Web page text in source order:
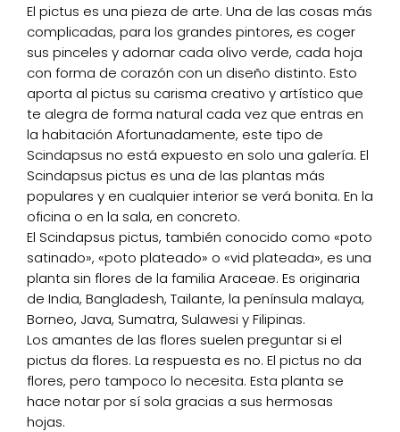
El pictus es una pieza de arte. Una de las cosas más
complicadas, para los grandes pintores, es coger
sus pinceles y adornar cada olivo verde, cada hoja
con forma de corazón con un diseño distinto. Esto
aporta al pictus su carisma creativo y artístico que
te alegra de forma natural cada vez que entras en
la habitación Afortunadamente, este tipo de
Scindapsus no está expuesto en solo una galería. El
Scindapsus pictus es una de las plantas más
populares y en cualquier interior se verá bonita. En la
oficina o en la sala, en concreto.
El Scindapsus pictus, también conocido como «poto
satinado», «poto plateado» o «vid plateada», es una
planta sin flores de la familia Araceae. Es originaria
de India, Bangladesh, Tailante, la península malaya,
Borneo, Java, Sumatra, Sulawesi y Filipinas.
Los amantes de las flores suelen preguntar si el
pictus da flores. La respuesta es no. El pictus no da
flores, pero tampoco lo necesita. Esta planta se
hace notar por sí sola gracias a sus hermosas
hojas.